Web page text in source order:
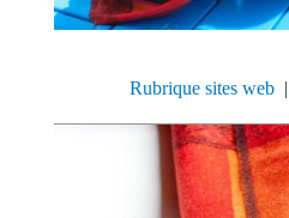
Rubrique sites web|